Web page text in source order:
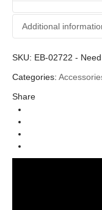
Additional
Additional
Brands Ernie
SKU: EB-02722 -
Categories:
Share